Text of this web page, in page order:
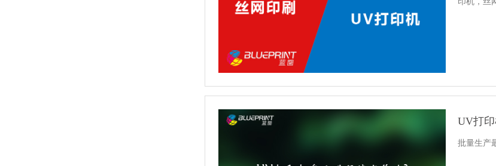
UV打
批量生产